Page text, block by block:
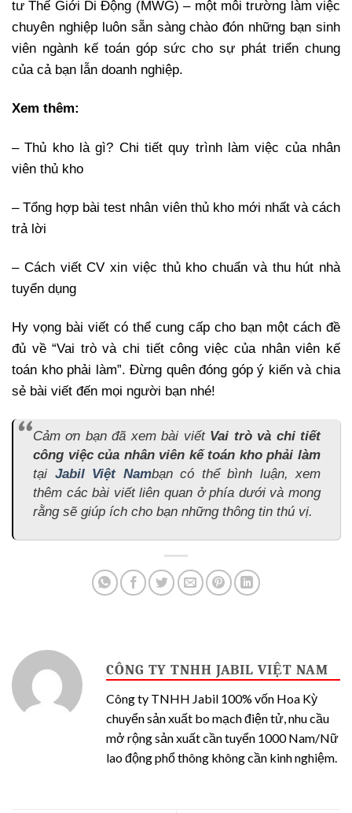
tư Thế Giới Di Động (MWG) – một môi trường làm việc
chuyên nghiệp luôn sẵn sàng chào đón những bạn sinh
viên ngành kế toán góp sức cho sự phát triển chung
của cả bạn lẫn doanh nghiệp.
Xem thêm:
– Thủ kho là gì? Chi tiết quy trình làm việc của nhân
viên thủ kho
– Tổng hợp bài test nhân viên thủ kho mới nhất và cách
trả lời
– Cách viết CV xin việc thủ kho chuẩn và thu hút nhà
tuyển dụng
Hy vọng bài viết có thể cung cấp cho bạn một cách đề
đủ về “Vai trò và chi tiết công việc của nhân viên kế
toán kho phải làm”. Đừng quên đóng góp ý kiến và chia
sẻ bài viết đến mọi người bạn nhé!
Cảm ơn bạn đã xem bài viết Vai trò và chi tiết
công việc của nhân viên kế toán kho phải làm
tại Jabil Việt Nambạn có thể bình luận, xem
thêm các bài viết liên quan ở phía dưới và mong
rằng sẽ giúp ích cho bạn những thông tin thú vị.
CÔNG TY TNHH JABIL VIỆT NAM
Công ty TNHH Jabil 100% vốn Hoa Kỳ
chuyển sản xuất bo mạch điện tử, nhu cầu
mở rộng sản xuất cần tuyển 1000 Nam/Nữ
lao động phổ thông không cần kinh nghiệm.